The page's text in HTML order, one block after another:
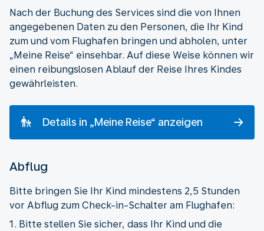
Nach der Buchung des Services sind die von Ihnen
angegebenen Daten zu den Personen, die Ihr Kind
zum und vom Flughafen bringen und abholen, unter
„Meine Reise“ einsehbar. Auf diese Weise können wir
einen reibungslosen Ablauf der Reise Ihres Kindes
gewährleisten.
Details in „Meine Reise“ anzeigen
Abflug
Bitte bringen Sie Ihr Kind mindestens 2,5 Stunden
vor Abflug zum Check-in-Schalter am Flughafen:
Bitte stellen Sie sicher, dass Ihr Kind und die